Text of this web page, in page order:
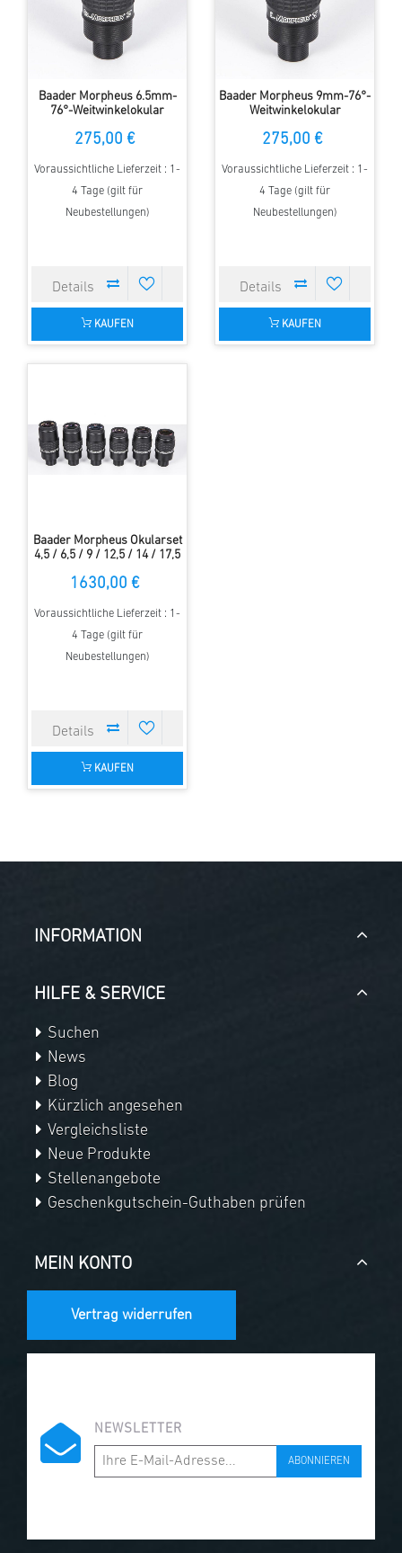
Baader Morpheus 6.5mm-
76°-Weitwinkelokular
275,00 €
Voraussichtliche Lieferzeit : 1-
4 Tage (gilt für
Neubestellungen)
KAUFEN
Baader Morpheus 9mm-76°-
Weitwinkelokular
275,00 €
Voraussichtliche Lieferzeit : 1-
4 Tage (gilt für
Neubestellungen)
KAUFEN
Baader Morpheus Okularset
4,5 / 6,5 / 9 / 12,5 / 14 / 17,5
1630,00 €
Voraussichtliche Lieferzeit : 1-
4 Tage (gilt für
Neubestellungen)
KAUFEN
INFORMATION
HILFE & SERVICE
Suchen
News
Blog
Kürzlich angesehen
Vergleichsliste
Neue Produkte
Stellenangebote
Geschenkgutschein-Guthaben prüfen
MEIN KONTO
Vertrag widerrufen
NEWSLETTER
ABONNIEREN